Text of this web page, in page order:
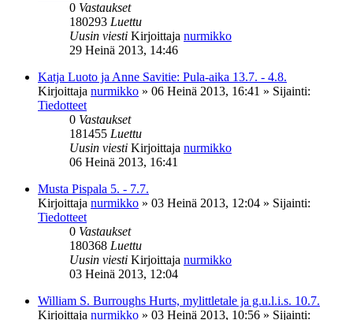
0 Vastaukset
180293 Luettu
Uusin viesti Kirjoittaja nurmikko
29 Heinä 2013, 14:46
Katja Luoto ja Anne Savitie: Pula-aika 13.7. - 4.8.
Kirjoittaja nurmikko » 06 Heinä 2013, 16:41 » Sijainti:
Tiedotteet
0 Vastaukset
181455 Luettu
Uusin viesti Kirjoittaja nurmikko
06 Heinä 2013, 16:41
Musta Pispala 5. - 7.7.
Kirjoittaja nurmikko » 03 Heinä 2013, 12:04 » Sijainti:
Tiedotteet
0 Vastaukset
180368 Luettu
Uusin viesti Kirjoittaja nurmikko
03 Heinä 2013, 12:04
William S. Burroughs Hurts, mylittletale ja g.u.l.i.s. 10.7.
Kirjoittaja nurmikko » 03 Heinä 2013, 10:56 » Sijainti: